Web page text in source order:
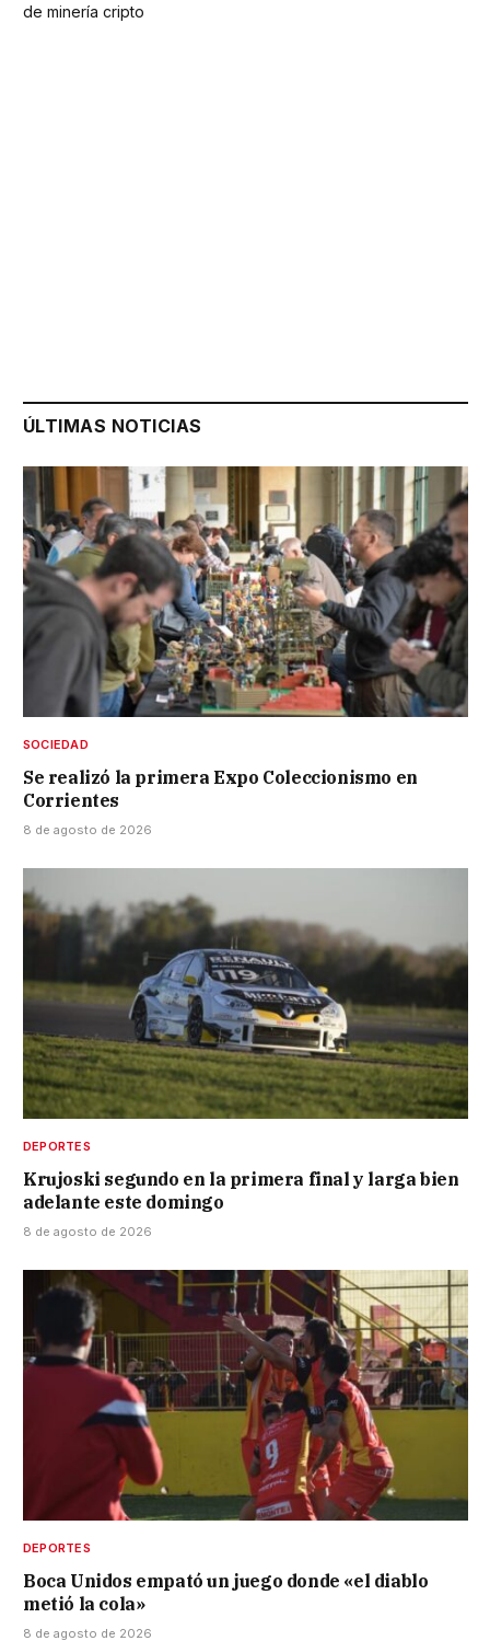
de minería cripto
ÚLTIMAS NOTICIAS
SOCIEDAD
Se realizó la primera Expo Coleccionismo en
Corrientes
8 de agosto de 2026
DEPORTES
Krujoski segundo en la primera final y larga bien
adelante este domingo
8 de agosto de 2026
DEPORTES
Boca Unidos empató un juego donde «el diablo
metió la cola»
8 de agosto de 2026